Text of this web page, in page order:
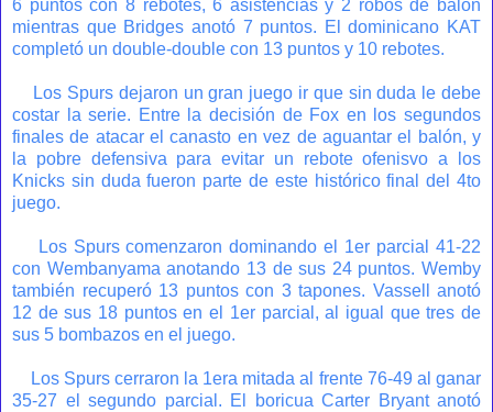
6 puntos con 8 rebotes, 6 asistencias y 2 robos de balón
mientras que Bridges anotó 7 puntos. El dominicano KAT
completó un double-double con 13 puntos y 10 rebotes.
Los Spurs dejaron un gran juego ir que sin duda le debe
costar la serie. Entre la decisión de Fox en los segundos
finales de atacar el canasto en vez de aguantar el balón, y
la pobre defensiva para evitar un rebote ofenisvo a los
Knicks sin duda fueron parte de este histórico final del 4to
juego.
Los Spurs comenzaron dominando el 1er parcial 41-22
con Wembanyama anotando 13 de sus 24 puntos. Wemby
también recuperó 13 puntos con 3 tapones. Vassell anotó
12 de sus 18 puntos en el 1er parcial, al igual que tres de
sus 5 bombazos en el juego.
Los Spurs cerraron la 1era mitada al frente 76-49 al ganar
35-27 el segundo parcial. El boricua Carter Bryant anotó